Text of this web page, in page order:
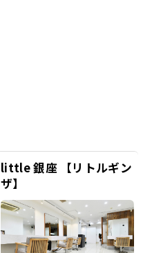
little 銀座 【リトルギン
ザ】